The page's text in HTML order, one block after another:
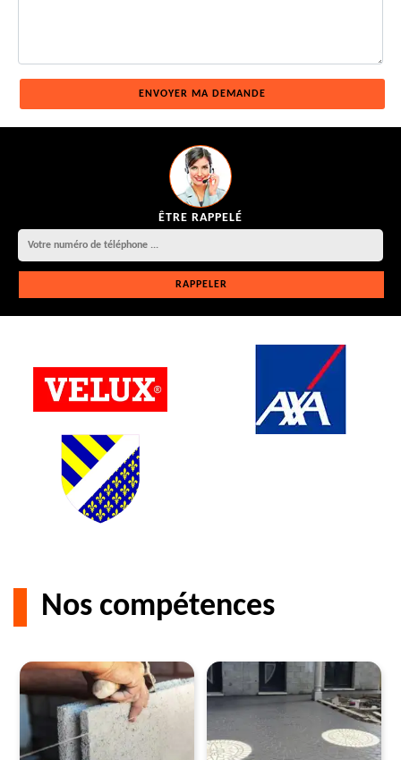
ÊTRE RAPPELÉ
Nos compétences